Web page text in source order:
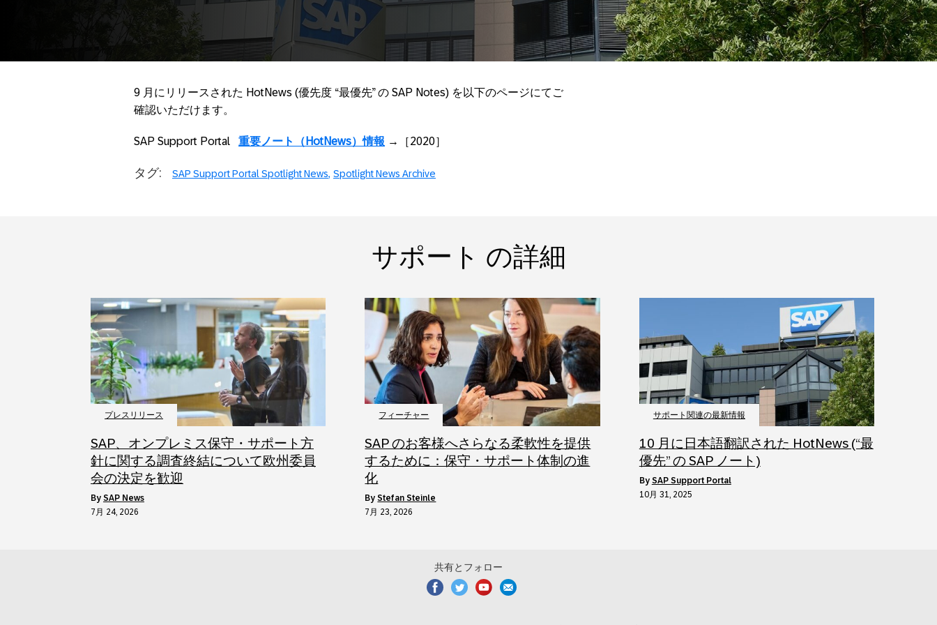
9 月にリリースされた HotNews (優先度 “最優先” の SAP Notes) を以下のページにてご
確認いただけます。
SAP Support Portal 重要ノート（HotNews）情報 →［2020］
タグ: SAP Support Portal Spotlight News Spotlight News Archive
サポート の詳細
プレスリリース
SAP、オンプレミス保守・サポート方
針に関する調査終結について欧州委員
会の決定を歓迎
by SAP News
7月 24, 2026
フィーチャー
SAP のお客様へさらなる柔軟性を提供
するために：保守・サポート体制の進
化
byStefan Steinle
7月 23, 2026
サポート関連の最新情報
10 月に日本語翻訳された HotNews (“最
優先” の SAP ノート)
by SAP Support Portal
10月 31, 2025
共有とフォロー